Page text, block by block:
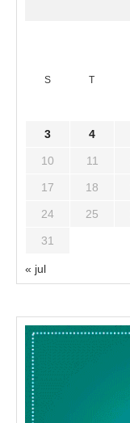
S T
3 4
10 11
17 18
24 25
31
« jul